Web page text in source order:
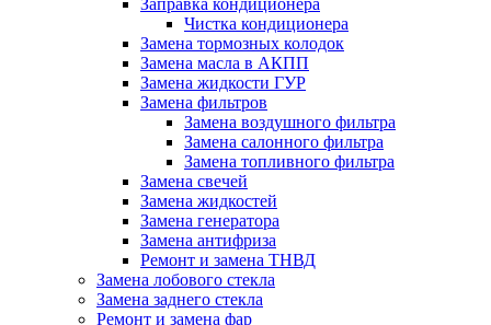
Заправка кондиционера
Чистка кондиционера
Замена тормозных колодок
Замена масла в АКПП
Замена жидкости ГУР
Замена фильтров
Замена воздушного фильтра
Замена салонного фильтра
Замена топливного фильтра
Замена свечей
Замена жидкостей
Замена генератора
Замена антифриза
Ремонт и замена ТНВД
Замена лобового стекла
Замена заднего стекла
Ремонт и замена фар